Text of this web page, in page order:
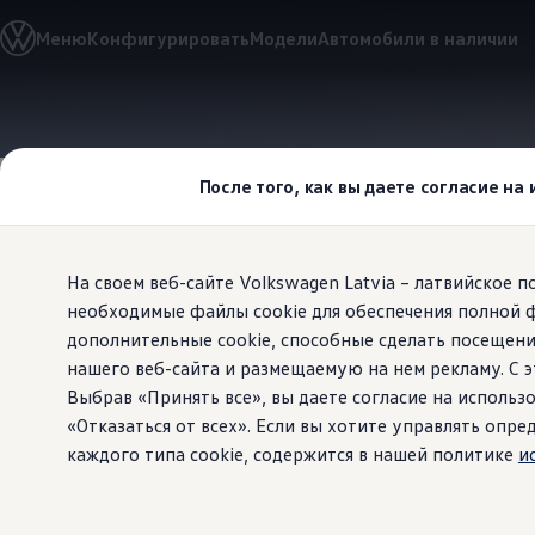
После того, как вы даете согласие
На своем веб-сайте Volkswagen Latvia – латвийское
необходимые файлы cookie для обеспечения полной
дополнительные cookie, способные сделать
нашего веб-сайта и размещаемую на нем рекламу.
Выбрав «Принять все», вы даете согласие на
«Отказаться от всех». Если вы хотите управлять
каждого типа cookie, содержится в нашей политике
основному
нижнему
МенюКонфигурироватьМоделиАвтомобили в наличии
Выбери свой Volkswagen
Модельный ряд
Автомобильный онлайн-магазин Volkswagen
Лизинг Volkswagen
Взаимодействие в сети простыми словами
VW Connect
Активация
Все службы
VW Connect для Вашего ID.
Обновления (Upgrades)
Car-Net
App-Connect
Fleet Interface Data
Все на
офис